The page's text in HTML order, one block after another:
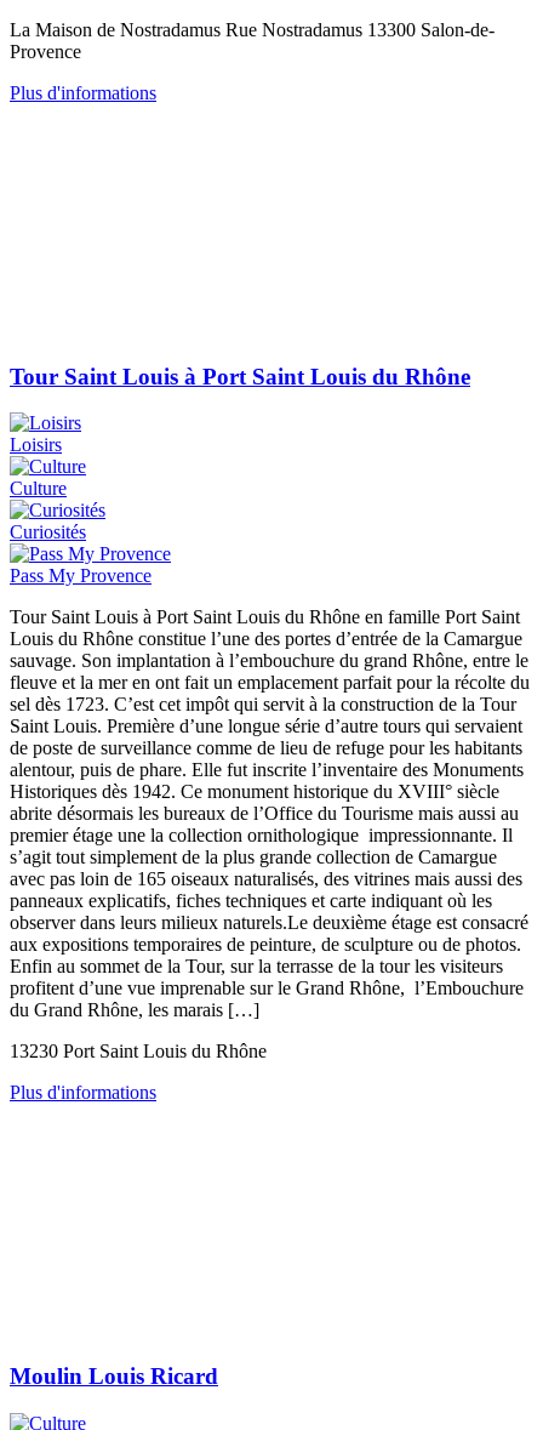
La Maison de Nostradamus Rue Nostradamus 13300 Salon-de-
Provence
Plus d'informations
Tour Saint Louis à Port Saint Louis du Rhône
Loisirs
Culture
Curiosités
Pass My Provence
Tour Saint Louis à Port Saint Louis du Rhône en famille Port Saint
Louis du Rhône constitue l’une des portes d’entrée de la Camargue
sauvage. Son implantation à l’embouchure du grand Rhône, entre le
fleuve et la mer en ont fait un emplacement parfait pour la récolte du
sel dès 1723. C’est cet impôt qui servit à la construction de la Tour
Saint Louis. Première d’une longue série d’autre tours qui servaient
de poste de surveillance comme de lieu de refuge pour les habitants
alentour, puis de phare. Elle fut inscrite l’inventaire des Monuments
Historiques dès 1942. Ce monument historique du XVIII° siècle
abrite désormais les bureaux de l’Office du Tourisme mais aussi au
premier étage une la collection ornithologique impressionnante. Il
s’agit tout simplement de la plus grande collection de Camargue
avec pas loin de 165 oiseaux naturalisés, des vitrines mais aussi des
panneaux explicatifs, fiches techniques et carte indiquant où les
observer dans leurs milieux naturels.Le deuxième étage est consacré
aux expositions temporaires de peinture, de sculpture ou de photos.
Enfin au sommet de la Tour, sur la terrasse de la tour les visiteurs
profitent d’une vue imprenable sur le Grand Rhône, l’Embouchure
du Grand Rhône, les marais […]
13230 Port Saint Louis du Rhône
Plus d'informations
Moulin Louis Ricard